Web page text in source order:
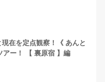
在を定点観察！《 あんと
アー！ 【 裏原宿 】編